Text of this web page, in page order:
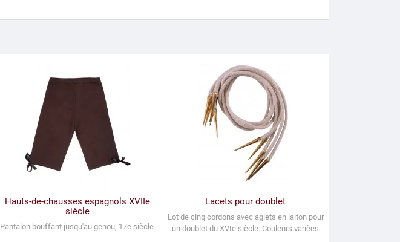
Hauts-de-chausses espagnols XVIIe
siècle
Pantalon bouffant jusqu'au genou, 17e siècle.
Lacets pour doublet
Lot de cinq cordons avec aglets en laiton pour
un doublet du XVIe siècle.Couleurs varièes